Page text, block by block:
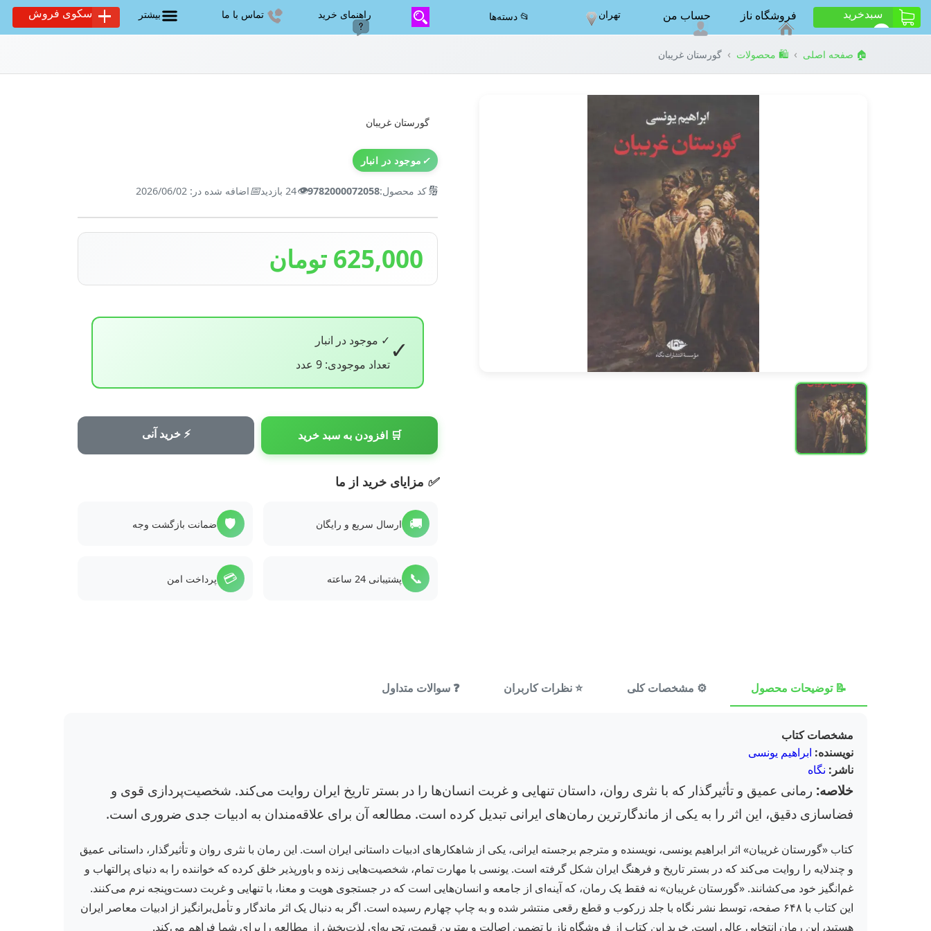
سبد‌خرید فروشگاه ناز حساب من تهران 📂 دسته‌ها راهنمای خرید تماس با ما بیشتر سکوی فروش
🏠 صفحه اصلی › 🛍️ محصولات › گورستان غریبان
گورستان غریبان
✓ موجود در انبار
🔢کد محصول:9782000072058
👁️24 بازدید 📅اضافه شده در: 2026/06/02
625,000 تومان
✓ ✓ موجود در انبار
تعداد موجودی: 9 عدد
🛒 افزودن به سبد خرید ⚡ خرید آنی
✅ مزایای خرید از ما
🚚 ارسال سریع و رایگان 🛡️ ضمانت بازگشت وجه
📞 پشتیبانی 24 ساعته 💳 پرداخت امن
📝 توضیحات محصول ⚙️ مشخصات کلی ⭐ نظرات کاربران ❓ سوالات متداول
مشخصات کتاب
نویسنده: ابراهیم یونسی
ناشر: نگاه
خلاصه: رمانی عمیق و تأثیرگذار که با نثری روان، داستان تنهایی و غربت انسان‌ها را در بستر تاریخ ایران روایت می‌کند. شخصیت‌پردازی قوی و
فضاسازی دقیق، این اثر را به یکی از ماندگارترین رمان‌های ایرانی تبدیل کرده است. مطالعه آن برای علاقه‌مندان به ادبیات جدی ضروری است.
کتاب «گورستان غریبان» اثر ابراهیم یونسی، نویسنده و مترجم برجسته ایرانی، یکی از شاهکارهای ادبیات داستانی ایران است. این رمان با نثری روان و تأثیرگذار، داستانی عمیق
و چندلایه را روایت می‌کند که در بستر تاریخ و فرهنگ ایران شکل گرفته است. یونسی با مهارت تمام، شخصیت‌هایی زنده و باورپذیر خلق کرده که خواننده را به دنیای پرالتهاب و
غم‌انگیز خود می‌کشانند. «گورستان غریبان» نه فقط یک رمان، که آینه‌ای از جامعه و انسان‌هایی است که در جستجوی هویت و معنا، با تنهایی و غربت دست‌وپنجه نرم می‌کنند.
این کتاب با ۶۴۸ صفحه، توسط نشر نگاه با جلد زرکوب و قطع رقعی منتشر شده و به چاپ چهارم رسیده است. اگر به دنبال یک اثر ماندگار و تأمل‌برانگیز از ادبیات معاصر ایران
هستید، این رمان انتخابی عالی است. خرید این کتاب از فروشگاه ناز با تضمین اصالت و بهترین قیمت، تجربه‌ای لذت‌بخش از مطالعه را برای شما فراهم می‌کند.